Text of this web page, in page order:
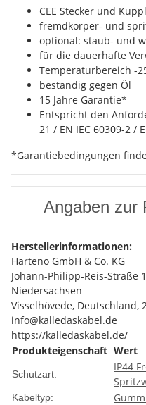
CEE Stecker und
fremdkörper- und
optional: staub- und
für die dauerhafte
Temperaturbereich -
beständig gegen Öl
15 Jahre Garantie*
Entspricht den
21 / EN IEC 60309-2 /
*Garantiebedingungen
Angaben zur
Herstellerinformationen:
Harteno GmbH & Co. KG
Johann-Philipp-Reis-Straße
Niedersachsen
Visselhövede, Deutschland,
info@kalledaskabel.de
https://kalledaskabel.de/
Produkteigenschaft Wert
Schutzart:
IP44
Kabeltyp: